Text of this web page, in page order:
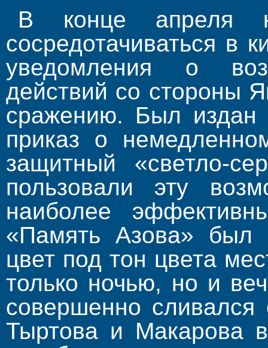
В конце апреля
сосредотачиваться в
уведомления о
действий со стороны
сражению. Был
при­каз о
защитный «светло-
пользовали эту
наиболее
«Память Азова» был
цвет под тон цвета
только ночью, но и
совершенно
Тыртова и Макарова